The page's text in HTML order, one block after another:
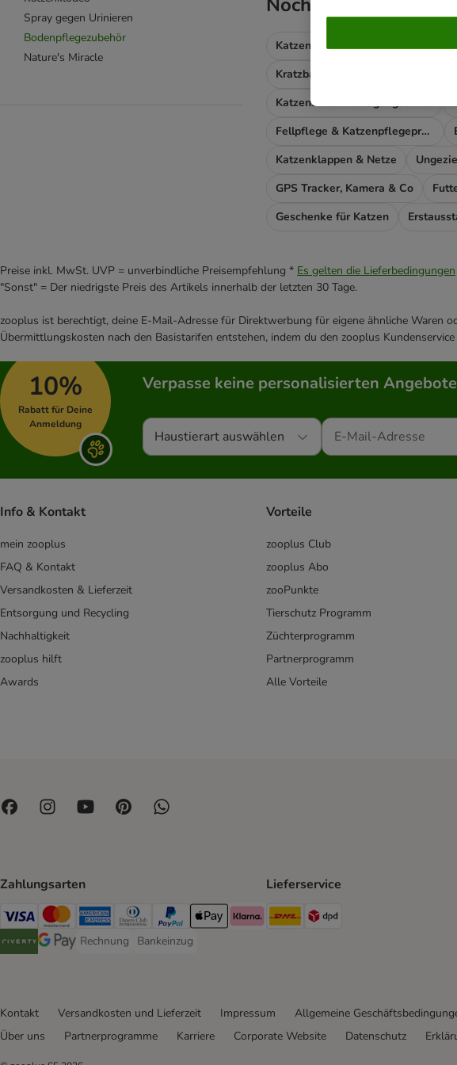
Spray gegen Urinieren
Bodenpflegezubehör
Nature's Miracle
Noch nicht das
Katzenfutter nass Katzenfutter
Kratzbaum & Kratzmöbel
Katzenstreu Entsorgungseimer
Fellpflege & Katzenpflegeprodukte
Katzenklappen & Netze
GPS Tracker, Kamera & Co
Geschenke für Katzen
Preise inkl. MwSt. UVP = unverbindliche Preisempfehlung * Es gelten die Lieferbedingungen
"Sonst" = Der niedrigste Preis des Artikels innerhalb der letzten 30 Tage.
zooplus ist berechtigt, deine E-Mail-Adresse für Direktwerbung für eigene ähnliche Waren
Übermittlungskosten nach den Basistarifen entstehen, indem du den zooplus
10%
Rabatt für Deine
Anmeldung
Verpasse keine personalisierten
Haustierart auswählen
Info & Kontakt
mein zooplus
FAQ & Kontakt
Versandkosten & Lieferzeit
Entsorgung und Recycling
Nachhaltigkeit
zooplus hilft
Awards
Vorteile
zooplus Club
zooplus Abo
zooPunkte
Tierschutz Programm
Züchterprogramm
Partnerprogramm
Alle Vorteile
Zahlungsarten
Visa Payment Method
Mastercard Payment Method
American Express Payment Method
Diners Club Payment Method
PayPal Payment Method
Apple Pay Payment Method
Klarna Payment Method
Riverty Payment Method
Google Pay Payment Method
Rechnung
Rechnung Payment Method
Bankeinzug
Bankeinzug Payment Method
Lieferservice
DHL Shipping Method
Kontakt Versandkosten und Lieferzeit Impressum Allgemeine
Über uns
Partnerprogramme Karriere Corporate Website Datenschutz